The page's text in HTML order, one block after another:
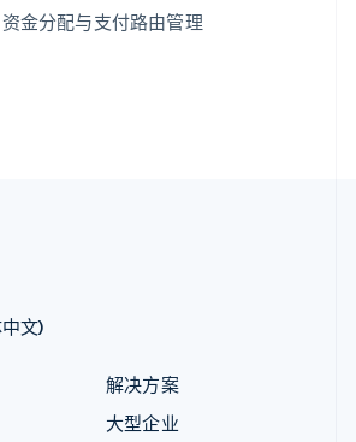
金分配与支付路由管理
文)
解决方案
大型企业